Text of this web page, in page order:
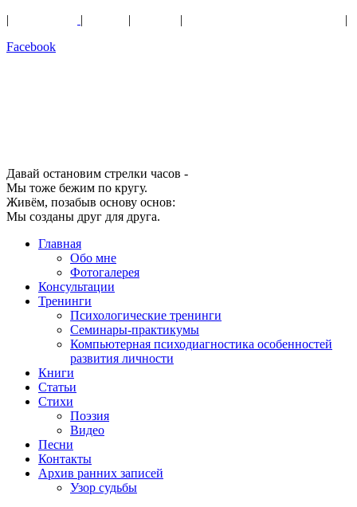
| | | |
|
Facebook
Давай остановим стpелки часов -
Мы тоже бежим по кpугу.
Живём, позабыв основу основ:
Мы созданы дpуг для дpуга.
Главная
Обо мне
Фотогалерея
Консультации
Тренинги
Психологические тренинги
Семинары-практикумы
Компьютерная психодиагностика особенностей
развития личности
Книги
Статьи
Стихи
Поэзия
Видео
Песни
Контакты
Архив ранних записей
Узор судьбы